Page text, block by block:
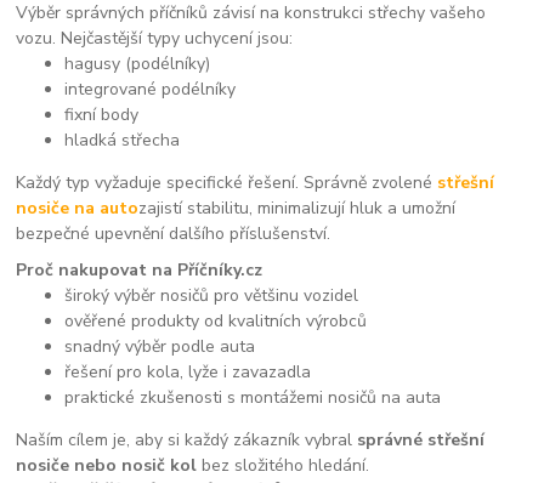
Výběr správných příčníků závisí na konstrukci střechy vašeho
vozu. Nejčastější typy uchycení jsou:
hagusy (podélníky)
integrované podélníky
fixní body
hladká střecha
Každý typ vyžaduje specifické řešení. Správně zvolené střešní
nosiče na autozajistí stabilitu, minimalizují hluk a umožní
bezpečné upevnění dalšího příslušenství.
Proč nakupovat na Příčníky.cz
široký výběr nosičů pro většinu vozidel
ověřené produkty od kvalitních výrobců
snadný výběr podle auta
řešení pro kola, lyže i zavazadla
praktické zkušenosti s montážemi nosičů na auta
Naším cílem je, aby si každý zákazník vybral správné střešní
nosiče nebo nosič kol bez složitého hledání.